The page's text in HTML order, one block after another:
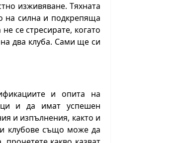
изживяване. Тяхната
на силна и подкрепяща
се стресирате, когато
два клуба. Сами ще си
и опита на
и да имат успешен
и изпълнения, както и
клубове също може да